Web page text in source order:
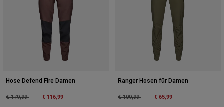
Hose Defend Fire Damen
Price reduced from
€ 179,99to € 116,99
Ranger Hosen für Damen
Price reduced from
€ 109,99to € 65,99